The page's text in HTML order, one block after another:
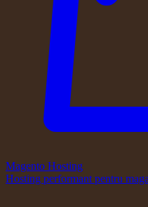
Magento Hosting
Hosting performant pentru